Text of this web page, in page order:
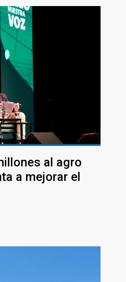
al agro
a mejorar el